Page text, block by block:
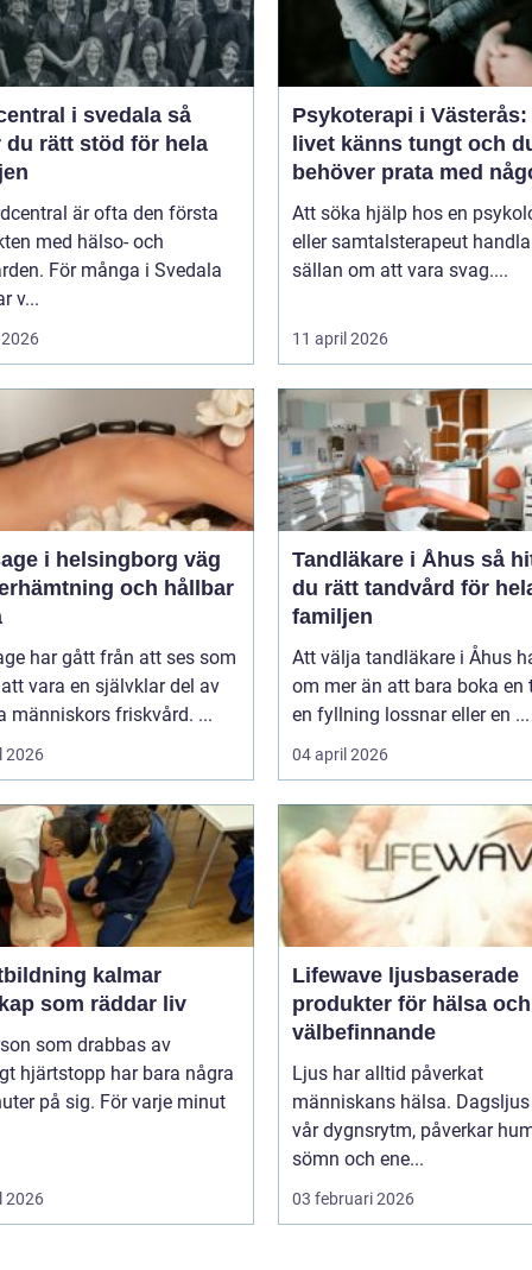
i svedala så
du rätt stöd för hela
är ofta den första
med hälso- och
För många i Svedala
v...
Psykoterapi i Västerås:
livet känns tungt och
behöver prata med
Att söka hjälp hos en
eller samtalsterapeut
sällan om att vara svag....
11 april 2026
i helsingborg väg
och hållbar
har gått från att ses som
vara en självklar del av
människors friskvård. ...
2026
Tandläkare i Åhus så hittar
du rätt tandvård för
familjen
Att välja tandläkare i Åhus
om mer än att bara boka en
en fyllning lossnar eller en ...
04 april 2026
kalmar
som räddar liv
som drabbas av
hjärtstopp har bara några
på sig. För varje minut
2026
Lifewave ljusbaserade
produkter för hälsa och
välbefinnande
Ljus har alltid påverkat
människans hälsa.
vår dygnsrytm, påverkar
sömn och ene...
03 februari 2026